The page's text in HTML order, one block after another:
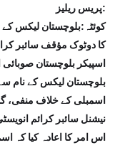
پریس ریلیز:
کوئٹہ:بلوچستان لیکس کے
کا دوٹوک مؤقف سائبر
اسپیکر بلوچستان
بلوچستان لیکس کے نام
اسمبلی کے خلاف منفی،
نیشنل سائبر کرائم
اس امر کا اعادہ کیا کہ